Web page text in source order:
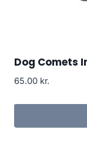
Dog Comets
65.00 kr.